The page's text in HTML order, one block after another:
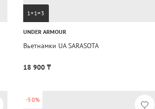
1+1=3
UNDER ARMOUR
Вьетнамки UA SARASOTA
18 900 ₸
-50%